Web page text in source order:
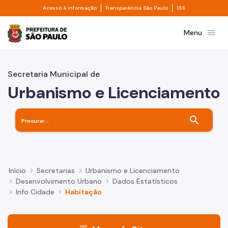
Pular para o Conteúdo principal
Acesso à informação Divisor de acesso à informação
Transparência São Paulo Divisor de
156
Prefeitura de São PauloMenu menu
Secretaria Municipal de
Urbanismo e Licenciamento
search
Início Secretarias
Urbanismo e Licenciamento
Desenvolvimento Urbano
Dados Estatísticos
Info Cidade
Habitação